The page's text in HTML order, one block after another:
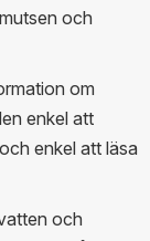
och
om
enkel att
enkel att läsa
och